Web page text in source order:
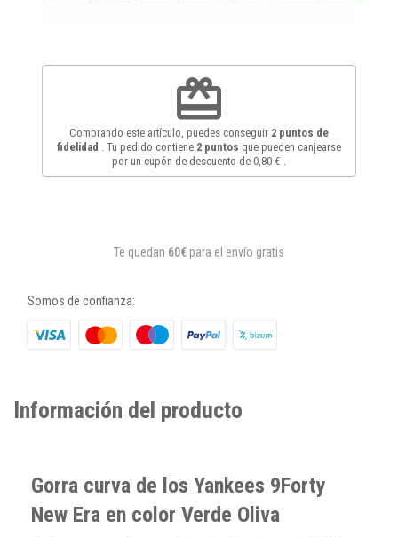
redeem
Comprando este artículo, puedes conseguir 2 puntos de
fidelidad
. Tu pedido contiene 2 puntos que pueden canjearse
por un cupón de descuento de 0,80 €
Te quedan 60€ para el envío gratis
Somos de confianza:
Información del producto
Gorra curva de los Yankees 9Forty
New Era en color Verde Oliva